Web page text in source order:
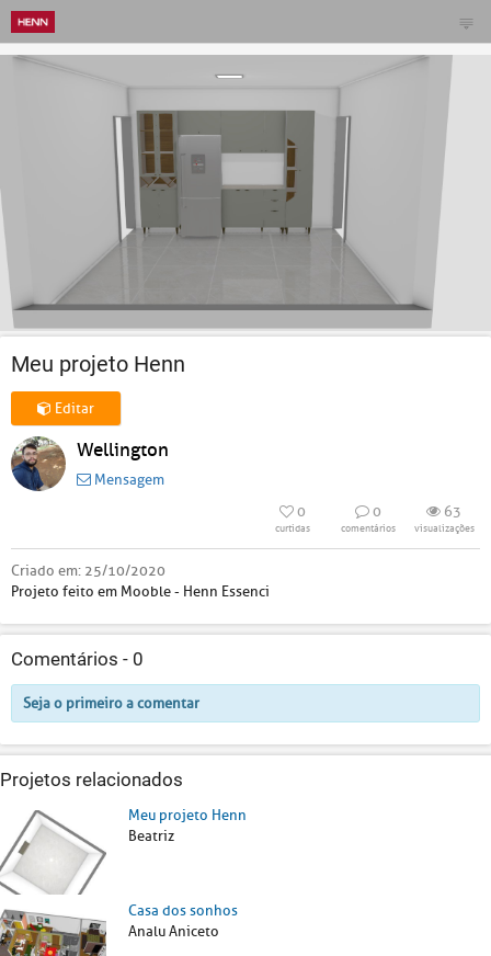
Meu projeto Henn
Editar
Wellington
Mensagem
0
curtidas
0
comentários
63
visualizações
Criado em: 25/10/2020
Projeto feito em Mooble - Henn Essenci
Comentários - 0
Seja o primeiro a comentar
Projetos relacionados
Meu projeto Henn
Beatriz
Casa dos sonhos
Analu Aniceto